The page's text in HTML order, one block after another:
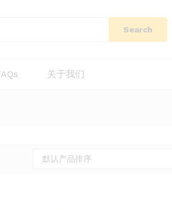
Search
关于我们
默认产品排序